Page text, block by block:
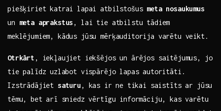
piešķiriet katrai lapai atbilstošus meta nosaukumus
un meta aprakstus , lai tie atbilstu ‌tādiem
meklējumiem, kādus jūsu mērķauditorija varētu veikt.
Otrkārt , iekļaujiet iekšējos un ārējos saitējumus, jo
​tie palīdz⁣ uzlabot vispārējo lapas autoritāti.
Izstrādājiet saturu , kas ir ⁣ne ⁤tikai saistīts ar jūsu
tēmu, bet⁢ arī ​sniedz vērtīgu informāciju, kas varētu ​